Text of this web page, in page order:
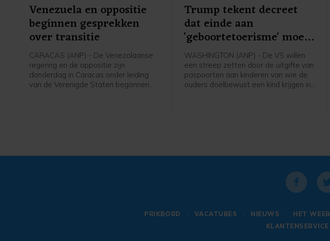
Venezuela en oppositie
beginnen gesprekken
over transitie
CARACAS (ANP) - De Venezolaanse
regering en de oppositie zijn
donderdag in Caracas onder leiding
van de Verenigde Staten begonnen
Trump tekent decreet
dat einde aan
'geboortetoerisme' moet
maken
WASHINGTON (ANP) - De VS willen
een streep zetten door de uitgifte van
paspoorten aan kinderen van wie de
ouders doelbewust een kind krijgen in
PRIKBORD VACATURES NIEUWS HET WEER
KLANTENSERVICE